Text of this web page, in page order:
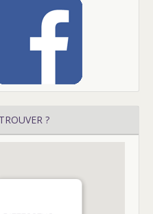
?